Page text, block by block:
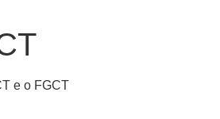
e o FGCT